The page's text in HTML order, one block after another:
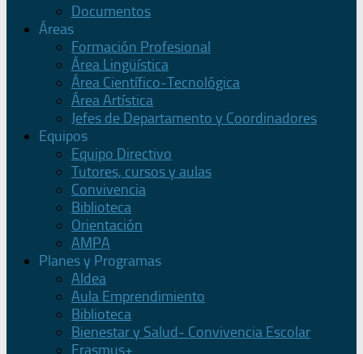
Documentos
Áreas
Formación Profesional
Área Lingüística
Área Científico-Tecnológica
Área Artística
Jefes de Departamento y Coordinadores
Equipos
Equipo Directivo
Tutores, cursos y aulas
Convivencia
Biblioteca
Orientación
AMPA
Planes y Programas
Aldea
Aula Emprendimiento
Biblioteca
Bienestar y Salud- Convivencia Escolar
Erasmus+